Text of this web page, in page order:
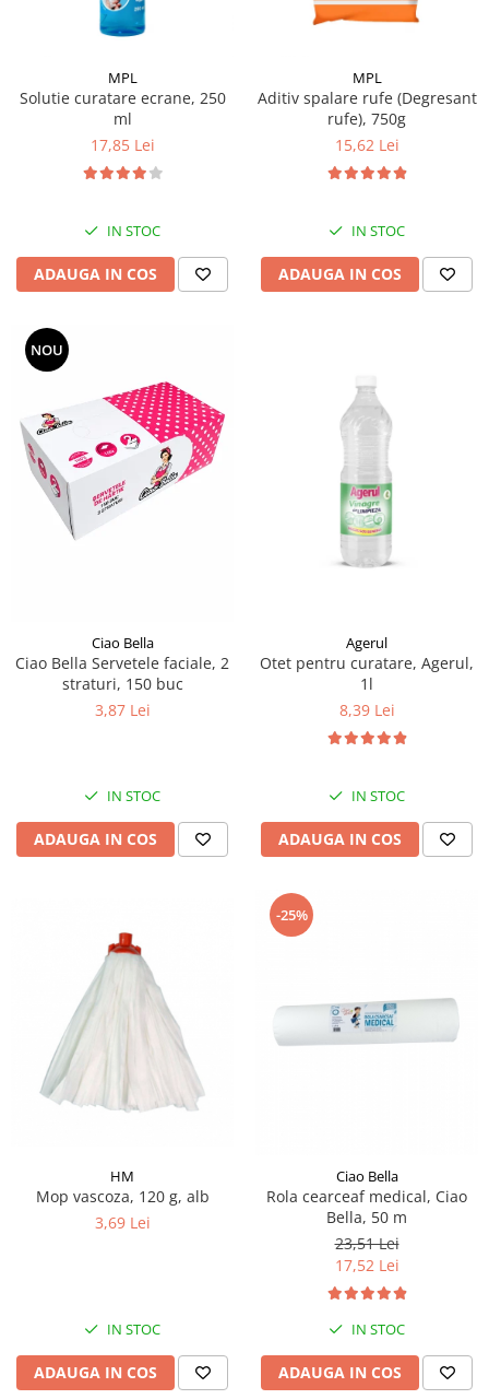
Pulverizatoare
Saci de menaj
Sisteme mopuri preimpregnate
Sistem unica folosinta
Uscatoare maini
MPL
Solutie curatare ecrane, 250
ml
17,85 Lei
IN STOC
ADAUGA IN COS
MPL
Aditiv spalare rufe (Degresant
rufe), 750g
15,62 Lei
IN STOC
ADAUGA IN COS
NOU
Ciao Bella
Ciao Bella Servetele faciale, 2
straturi, 150 buc
3,87 Lei
IN STOC
ADAUGA IN COS
Agerul
Otet pentru curatare, Agerul,
1l
8,39 Lei
IN STOC
ADAUGA IN COS
HM
Mop vascoza, 120 g, alb
3,69 Lei
IN STOC
ADAUGA IN COS
-25%
Ciao Bella
Rola cearceaf medical, Ciao
Bella, 50 m
23,51 Lei
17,52 Lei
IN STOC
ADAUGA IN COS